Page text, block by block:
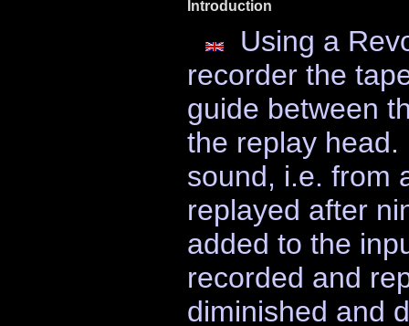
Introduction
Using a
recorder the
guide between
the replay
sound, i.e. from
replayed after
added to the
recorded and
diminished and